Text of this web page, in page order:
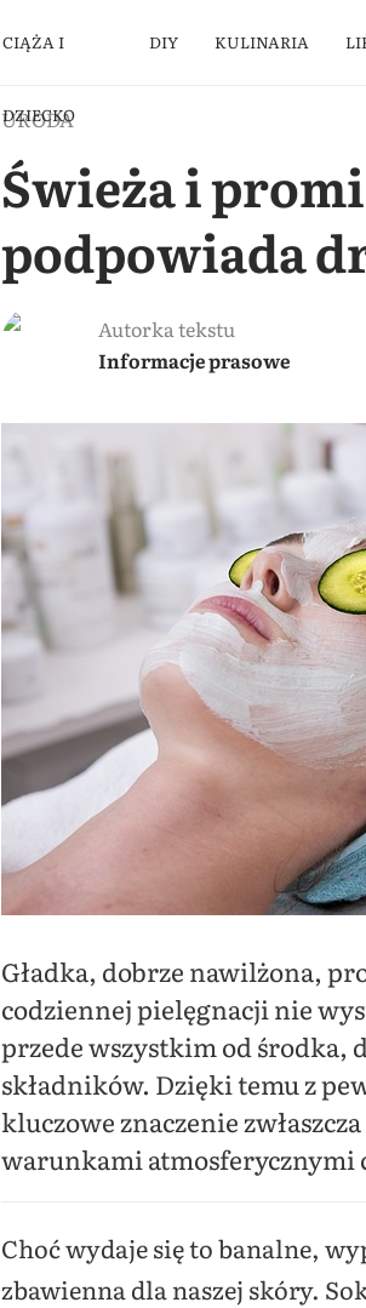
CIĄŻA I
DZIECKO
DIY KULINARIA
URODA
Świeża i
podpowiada
Autorka tekstu
Informacje prasowe
Gładka, dobrze nawilżona,
codziennej pielęgnacji nie
przede wszystkim od środka,
składników. Dzięki temu z
kluczowe znaczenie
warunkami atmosferycznymi
Choć wydaje się to banalne,
zbawienna dla naszej skóry.